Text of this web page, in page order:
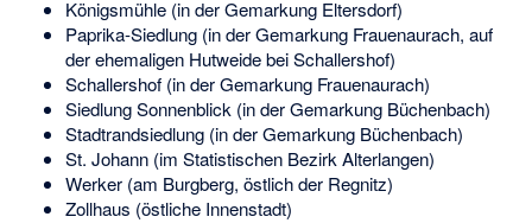
Königsmühle (in der Gemarkung Eltersdorf)
Paprika-Siedlung (in der Gemarkung Frauenaurach, auf
der ehemaligen Hutweide bei Schallershof)
Schallershof (in der Gemarkung Frauenaurach)
Siedlung Sonnenblick (in der Gemarkung Büchenbach)
Stadtrandsiedlung (in der Gemarkung Büchenbach)
St. Johann (im Statistischen Bezirk Alterlangen)
Werker (am Burgberg, östlich der Regnitz)
Zollhaus (östliche Innenstadt)